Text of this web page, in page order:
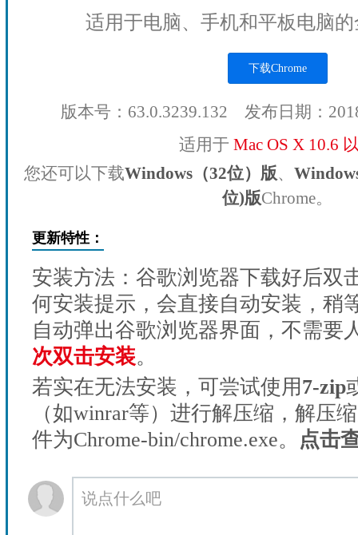
适用于电脑、手机和平板电脑
下载Chrome
版本号：63.0.3239.132 发布日期：
适用于 Mac OS X 10.6
您还可以下载Windows（32位）版、
位)版Chrome。
更新特性：
安装方法：谷歌浏览器下载好后双
何安装提示，会直接自动安装，稍
自动弹出谷歌浏览器界面，不需要
次双击安装。
若实在无法安装，可尝试使用7-zip
（如winrar等）进行解压缩，解压
件为Chrome-bin/chrome.exe。
点击
说点什么吧